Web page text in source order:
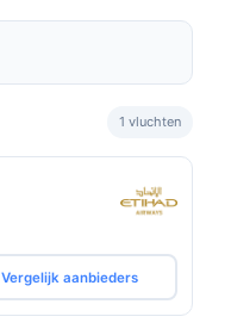
1 vluchten
Vergelijk aanbieders